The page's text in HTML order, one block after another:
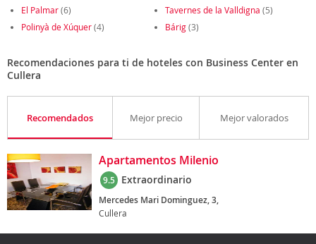
El Palmar(6) Tavernes de la Valldigna (5)
Polinyà de Xúquer(4) Bárig(3)
Recomendaciones para ti de hoteles con Business Center en
Cullera
Recomendados Mejor precio Mejor valorados
Apartamentos Milenio
9.5 Extraordinario
Mercedes Mari Dominguez, 3,
Cullera